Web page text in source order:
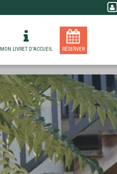
MON LIVRET D'ACCUEIL RÉSERVER